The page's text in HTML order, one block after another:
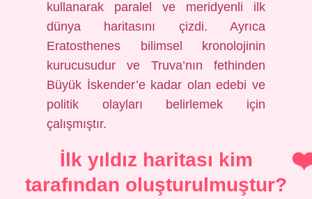
kullanarak paralel ve meridyenli ilk
dünya haritasını çizdi. Ayrıca
Eratosthenes bilimsel kronolojinin
kurucusudur ve Truva’nın fethinden
Büyük İskender’e kadar olan edebi ve
politik olayları belirlemek için
çalışmıştır.
İlk yıldız haritası kim
tarafından oluşturulmuştur?